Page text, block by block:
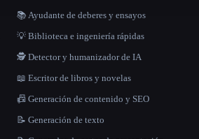
📚 Ayudante de deberes y ensayos
💡 Biblioteca e ingeniería rápidas
🕵️ Detector y humanizador de IA
📖 Escritor de libros y novelas
📠 Generación de contenido y SEO
📝 Generación de texto